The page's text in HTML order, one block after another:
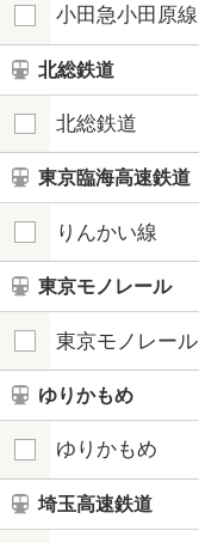
小田急小田原線
北総鉄道
北総鉄道
東京臨海高速鉄道
りんかい線
東京モノレール
東京モノレール
ゆりかもめ
ゆりかもめ
埼玉高速鉄道